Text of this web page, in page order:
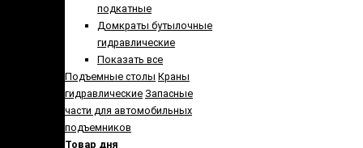
подкатные
Домкраты бутылочные
гидравлические
Показать все
Подъемные столы Краны
гидравлические Запасные
части для автомобильных
подъемников
Товар дня